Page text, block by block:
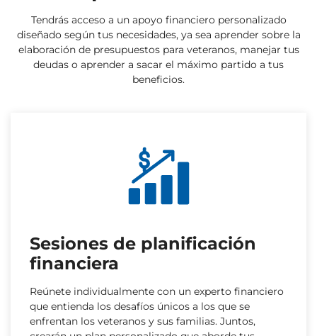
Tendrás acceso a un apoyo financiero personalizado
diseñado según tus necesidades, ya sea aprender sobre la
elaboración de presupuestos para veteranos, manejar tus
deudas o aprender a sacar el máximo partido a tus
beneficios.
Sesiones de planificación
financiera
Reúnete individualmente con un experto financiero
que entienda los desafíos únicos a los que se
enfrentan los veteranos y sus familias. Juntos,